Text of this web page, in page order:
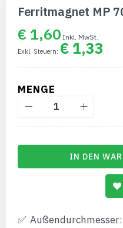
Anfang
Bildgalerie
springen
Ferritmagnet MP
€ 1,60
€ 1,33
MENGE
IN DEN